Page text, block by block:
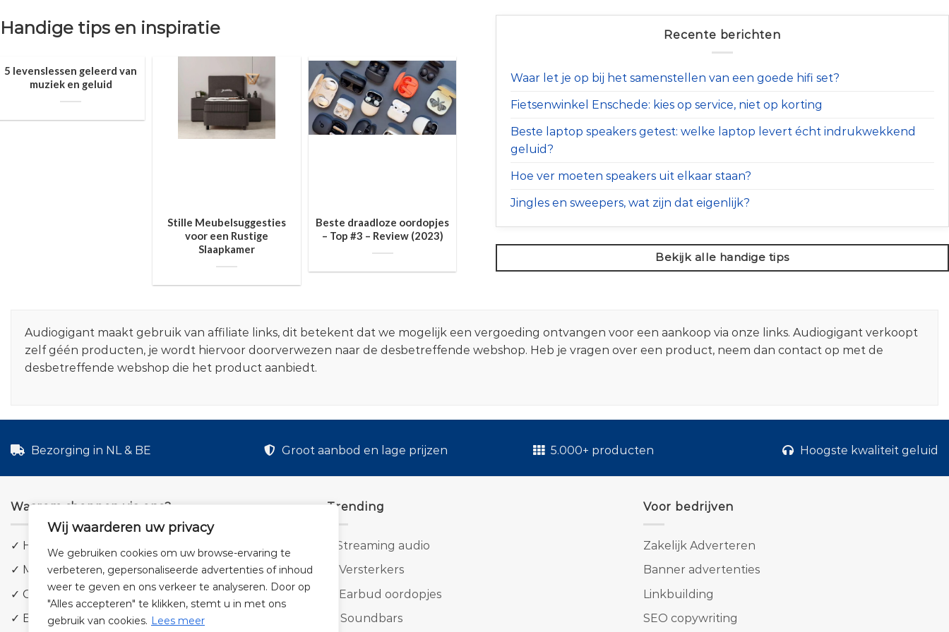
Wij waarderen uw privacy
We gebruiken cookies om uw browse-ervaring te
verbeteren, gepersonaliseerde advertenties of inhoud
weer te geven en ons verkeer te analyseren. Door op
"Alles accepteren" te klikken, stemt u in met ons
gebruik van cookies. Lees meer
Handige tips en inspiratie
5 levenslessen geleerd van
muziek en geluid
Stille Meubelsuggesties
voor een Rustige
Slaapkamer
Beste draadloze oordopjes
– Top #3 – Review (2023)
Recente berichten
Waar let je op bij het samenstellen van een goede hifi set?
Fietsenwinkel Enschede: kies op service, niet op korting
Beste laptop speakers getest: welke laptop levert écht indrukwekkend
geluid?
Hoe ver moeten speakers uit elkaar staan?
Jingles en sweepers, wat zijn dat eigenlijk?
Bekijk alle handige tips
Audiogigant maakt gebruik van affiliate links, dit betekent dat we mogelijk een vergoeding ontvangen voor een aankoop via onze links. Audiogigant verkoopt
zelf géén producten, je wordt hiervoor doorverwezen naar de desbetreffende webshop. Heb je vragen over een product, neem dan contact op met de
desbetreffende webshop die het product aanbiedt.
Bezorging in NL & BE Groot aanbod en lage prijzen 5.000+ producten Hoogste kwaliteit geluid
Waarom shoppen via ons?
✓ Hoge kwaliteit geluid
✓ Meer dan 5.000 producten
✓ Groot aanbod en lage prijzen
✓ Bezorging in NL & BE
Trending
Streaming audio
Versterkers
Earbud oordopjes
Soundbars
Voor bedrijven
Zakelijk Adverteren
Banner advertenties
Linkbuilding
SEO copywriting